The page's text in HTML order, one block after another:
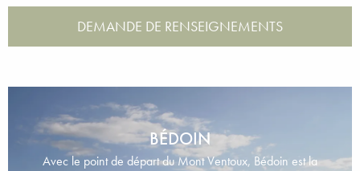
DEMANDE DE RENSEIGNEMENTS
BÉDOIN
Avec le point de départ du Mont Ventoux, Bédoin est la